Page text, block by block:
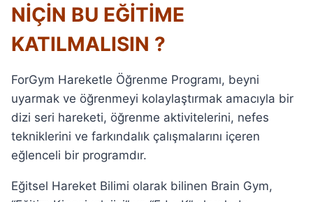
NİÇİN BU EĞİTİME
KATILMALISIN ?
ForGym Hareketle Öğrenme Programı, beyni
uyarmak ve öğrenmeyi kolaylaştırmak amacıyla bir
dizi seri hareketi, öğrenme aktivitelerini, nefes
tekniklerini ve farkındalık çalışmalarını içeren
eğlenceli bir programdır.
Eğitsel Hareket Bilimi olarak bilinen Brain Gym,